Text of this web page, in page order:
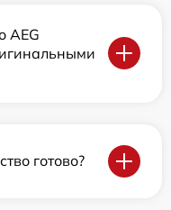
AEG
готово?